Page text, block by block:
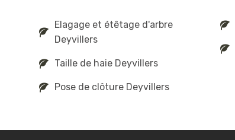
Elagage et étêtage d'arbre
Deyvillers
Taille de haie Deyvillers
Pose de clôture Deyvillers